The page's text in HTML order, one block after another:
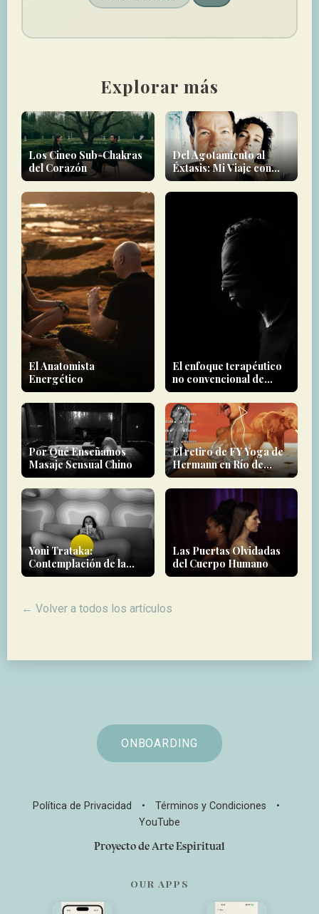
Explorar más
Los Cinco Sub-Chakras
del Corazón
Del Agotamiento al
Éxtasis: Mi Viaje con
Forbidden Yoga - un
Testimonio
El Anatomista
Energético
El enfoque terapéutico
no convencional de
Wogenburg
Por Qué Enseñamos
Masaje Sensual Chino
El retiro de FY Yoga de
Hermann en Río de
Janeiro
Yoni Trataka:
Contemplación de la
Fuente
Las Puertas Olvidadas
del Cuerpo Humano
← Volver a todos los artículos
ONBOARDING
Política de Privacidad • Términos y Condiciones
•
YouTube
Proyecto de Arte Espiritual
OUR APPS